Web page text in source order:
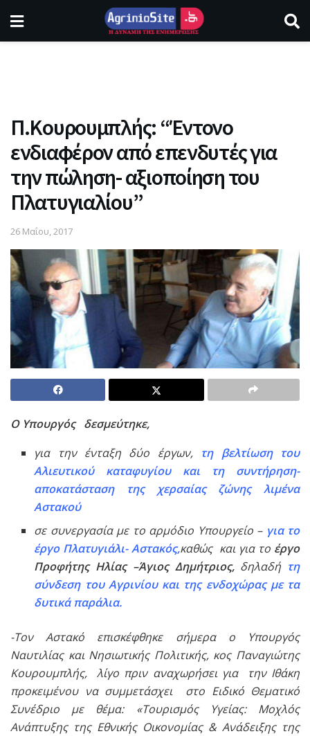
Π.Κουρουμπλής: “Έντονο
ενδιαφέρον από επενδυτές για
την πώληση- αξιοποίηση του
Πλατυγιαλίου”
26 Μαΐου, 2017
Ο Υπουργός δεσμεύτηκε,
για την ένταξη δύο έργων, τη βελτίωση του
Αλιευτικού καταφυγίου και τη συντήρηση-
αποκατάσταση της χερσαίας ζώνης λιμένα
Αστακού
σε συνεργασία με το αρμόδιο Υπουργείο – για το
έργο Πλατυγιάλι- Αστακός,καθώς και για το έργο
Προφήτης Ηλίας –Άγιος Δημήτριος,δηλαδή τη
σύνδεση του Αγρινίου και της ενδοχώρας με τα
δυτικά παράλια.
-Τον Αστακό επισκέφθηκε σήμερα ο Υπουργός
Ναυτιλίας και Νησιωτικής Πολιτικής, κος Παναγιώτης
Κουρουμπλής, λίγο πριν αναχωρήσει για την Ιθάκη
προκειμένου να συμμετάσχει στο Ειδικό Θεματικό
Συνέδριο με θέμα: «Τουρισμός Υγείας: Μοχλός
Ανάπτυξης της Εθνικής Οικονομίας & Ανάδειξης της